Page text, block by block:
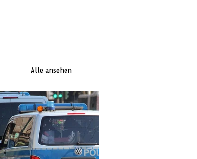
Alle ansehen